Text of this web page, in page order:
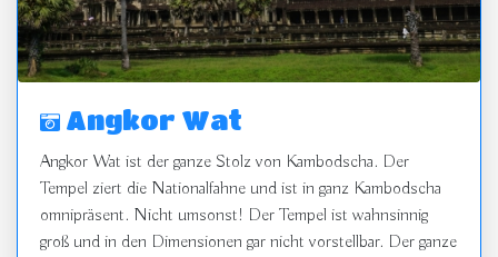
Angkor Wat
Angkor Wat ist der ganze Stolz von Kambodscha. Der
Tempel ziert die Nationalfahne und ist in ganz Kambodscha
omnipräsent. Nicht umsonst! Der Tempel ist wahnsinnig
groß und in den Dimensionen gar nicht vorstellbar. Der ganze